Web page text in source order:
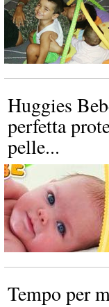
Huggies
perfetta
pelle...
Tempo per